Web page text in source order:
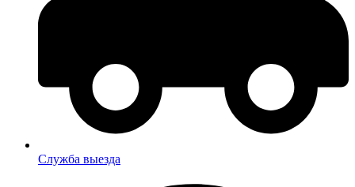
Служба выезда